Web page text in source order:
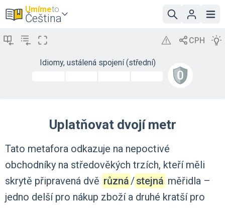
Umímeto
Čeština
Idiomy, ustálená spojení (střední)
Uplatňovat dvojí metr
Tato metafora odkazuje na nepoctivé
obchodníky na středověkých trzích, kteří měli
skrytě připravená dvě různá‍/‌stejná měřidla –
jedno delší pro nákup zboží a druhé kratší pro